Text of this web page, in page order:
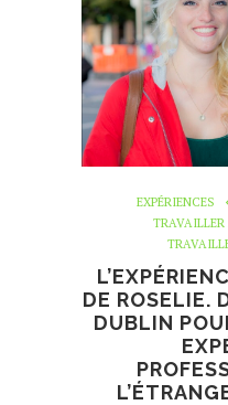
EXPÉRIENCES
TRAVAILLER
DE ROSELIE.
DUBLIN